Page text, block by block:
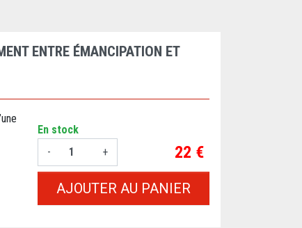
ENTRE ÉMANCIPATION ET
En stock
-
+ Prix
22 €
AJOUTER AU PANIER